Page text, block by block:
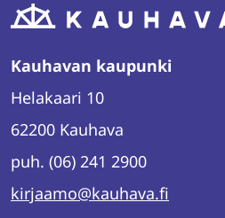
Kauhavan kaupunki
Helakaari 10
62200 Kauhava
puh. (06) 241 2900
kirjaamo@kauhava.fi